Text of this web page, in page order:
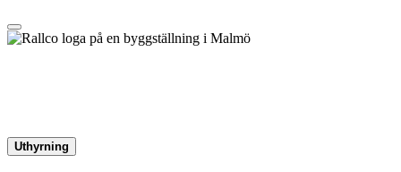
Uthyrning